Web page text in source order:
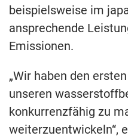
beispielsweise im
ansprechende
Emissionen.
„Wir haben den
unseren
konkurrenzfähig zu
weiterzuentwickeln“,